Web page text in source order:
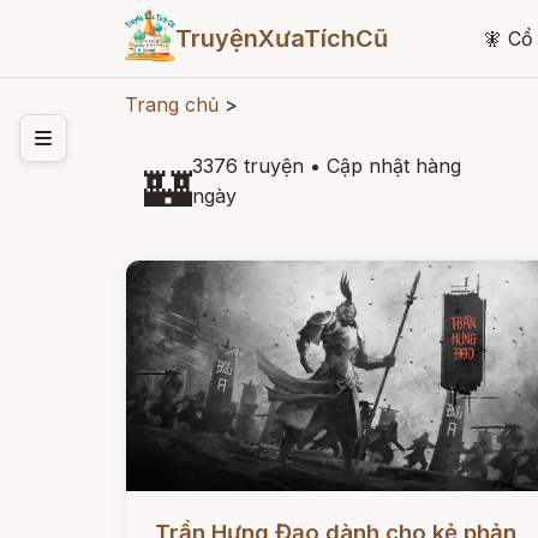
TruyệnXưaTíchCũ 🧚
Trang chủ >
🏰3376 truyện • Cập nhật hàng
ngày
Đọc ngay